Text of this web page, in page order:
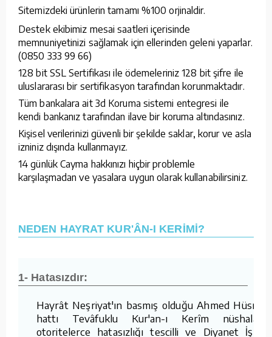
Sitemizdeki ürünlerin tamamı %100 orjinaldir.
Destek ekibimiz mesai saatleri içerisinde
memnuniyetinizi sağlamak için ellerinden geleni yaparlar.
(0850 333 99 66)
128 bit SSL Sertifikası ile ödemeleriniz 128 bit şifre ile
uluslararası bir sertifikasyon tarafından korunmaktadır.
Tüm bankalara ait 3d Koruma sistemi entegresi ile
kendi bankanız tarafından ilave bir koruma altındasınız.
Kişisel verilerinizi güvenli bir şekilde saklar, korur ve asla
izniniz dışında kullanmayız.
14 günlük Cayma hakkınızı hiçbir problemle
karşılaşmadan ve yasalara uygun olarak kullanabilirsiniz.
NEDEN HAYRAT KUR'ÂN-I KERİMİ?
1- Hatasızdır:
Hayrât Neşriyat'ın basmış olduğu Ahmed Hüsrev
hattı Tevâfuklu Kur'an-ı Kerîm nüshaları,
otoritelerce hatasızlığı tescilli ve Diyanet İşleri